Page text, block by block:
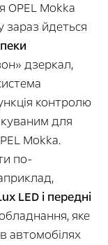
OPEL Mokka
йдеться
дзеркал,
контролю
для
Mokka.
по-
LED і передні
яке
автомобілях